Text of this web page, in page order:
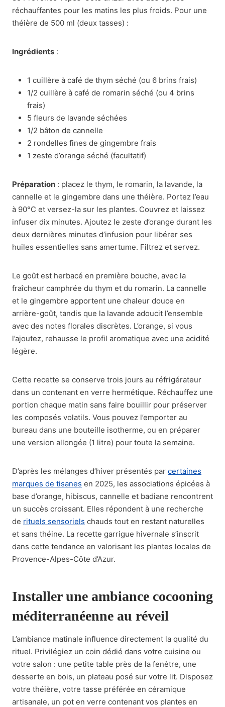
réchauffantes pour les matins les plus froids. Pour une
théière de 500 ml (deux tasses) :
Ingrédients :
1 cuillère à café de thym séché (ou 6 brins frais)
1/2 cuillère à café de romarin séché (ou 4 brins
frais)
5 fleurs de lavande séchées
1/2 bâton de cannelle
2 rondelles fines de gingembre frais
1 zeste d’orange séché (facultatif)
Préparation : placez le thym, le romarin, la lavande, la
cannelle et le gingembre dans une théière. Portez l’eau
à 90°C et versez-la sur les plantes. Couvrez et laissez
infuser dix minutes. Ajoutez le zeste d’orange durant les
deux dernières minutes d’infusion pour libérer ses
huiles essentielles sans amertume. Filtrez et servez.
Le goût est herbacé en première bouche, avec la
fraîcheur camphrée du thym et du romarin. La cannelle
et le gingembre apportent une chaleur douce en
arrière-goût, tandis que la lavande adoucit l’ensemble
avec des notes florales discrètes. L’orange, si vous
l’ajoutez, rehausse le profil aromatique avec une acidité
légère.
Cette recette se conserve trois jours au réfrigérateur
dans un contenant en verre hermétique. Réchauffez une
portion chaque matin sans faire bouillir pour préserver
les composés volatils. Vous pouvez l’emporter au
bureau dans une bouteille isotherme, ou en préparer
une version allongée (1 litre) pour toute la semaine.
D’après les mélanges d’hiver présentés par certaines
marques de tisanes en 2025, les associations épicées à
base d’orange, hibiscus, cannelle et badiane rencontrent
un succès croissant. Elles répondent à une recherche
de rituels sensoriels chauds tout en restant naturelles
et sans théine. La recette garrigue hivernale s’inscrit
dans cette tendance en valorisant les plantes locales de
Provence-Alpes-Côte d’Azur.
Installer une ambiance cocooning
méditerranéenne au réveil
L’ambiance matinale influence directement la qualité du
rituel. Privilégiez un coin dédié dans votre cuisine ou
votre salon : une petite table près de la fenêtre, une
desserte en bois, un plateau posé sur votre lit. Disposez
votre théière, votre tasse préférée en céramique
artisanale, un pot en verre contenant vos plantes en